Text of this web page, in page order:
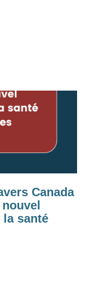
Canada
la santé